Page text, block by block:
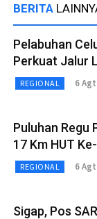
BERITA
Pelabuhan
Perkuat Jalur
REGIONAL 6
Puluhan Regu
17 Km HUT
REGIONAL 6
Sigap, Pos